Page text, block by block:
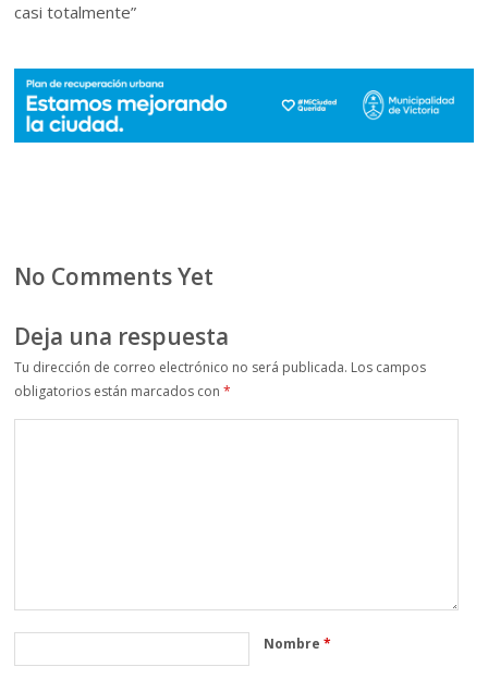
casi totalmente”
No Comments Yet
Deja una respuesta
Tu dirección de correo electrónico no será publicada. Los campos
obligatorios están marcados con*
Nombre*